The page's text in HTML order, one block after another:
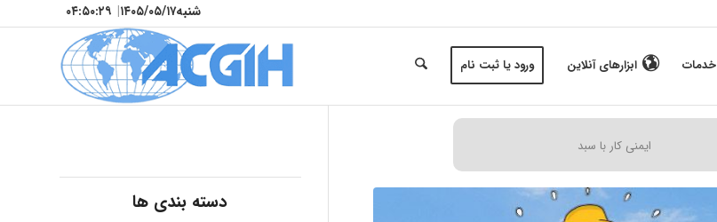
شنبه۱۴۰۵/۰۵/۱۷| ۰۴:۵۰:۳۰
خدمات ابزارهای آنلاین ورود یا ثبت نام
ایمنی کار با سبد
دسته بندی ها